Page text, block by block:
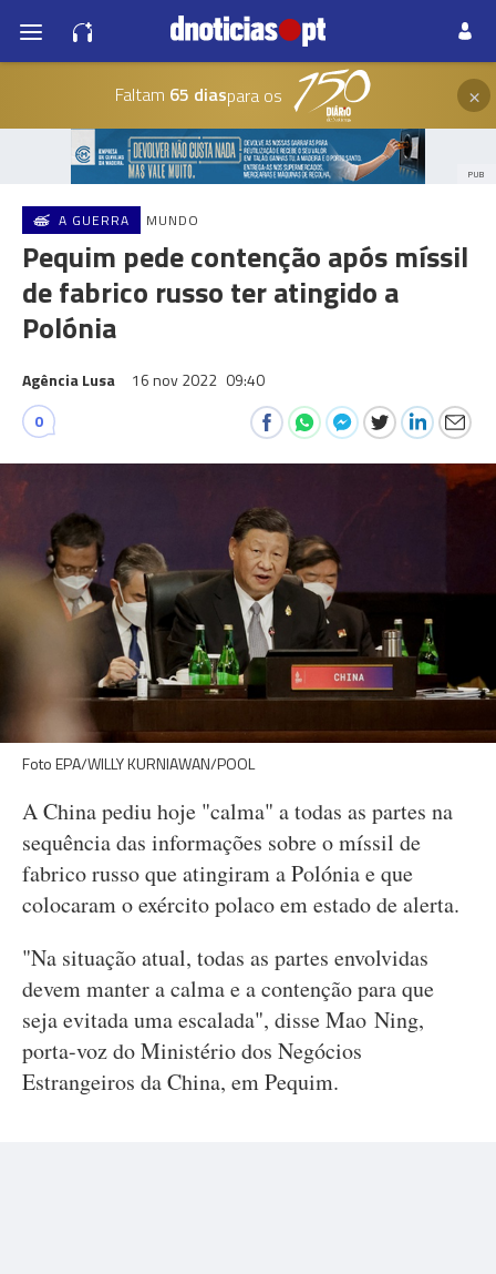
Faltam 65 diaspara os ×
PUB
A GUERRA MUNDO
Pequim pede contenção após míssil
de fabrico russo ter atingido a
Polónia
Agência Lusa 16 nov 2022 09:40
0
Foto EPA/WILLY KURNIAWAN/POOL
A China pediu hoje "calma" a todas as partes na
sequência das informações sobre o míssil de
fabrico russo que atingiram a Polónia e que
colocaram o exército polaco em estado de alerta.
"Na situação atual, todas as partes envolvidas
devem manter a calma e a contenção para que
seja evitada uma escalada", disse Mao Ning,
porta-voz do Ministério dos Negócios
Estrangeiros da China, em Pequim.